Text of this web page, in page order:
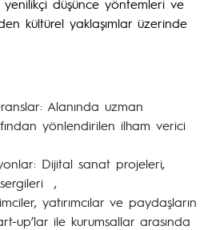
yenilikçi düşünce yöntemleri ve
kültürel yaklaşımlar üzerinde
Alanında uzman
yönlendirilen ilham verici
Dijital sanat projeleri,
,
yatırımcılar ve paydaşların
up’lar ile kurumsallar arasında